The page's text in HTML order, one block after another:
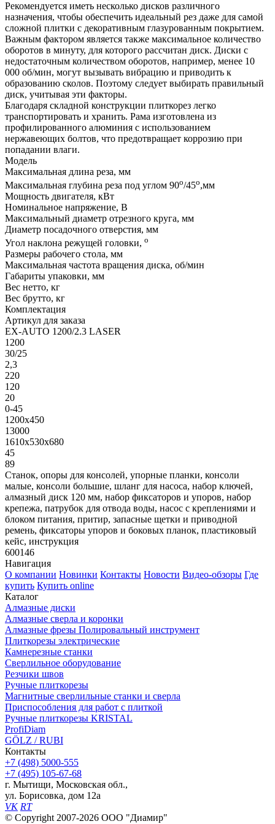
Рекомендуется иметь несколько дисков различного
назначения, чтобы обеспечить идеальный рез даже для самой
сложной плитки с декоративным глазурованным покрытием.
Важным фактором является также максимальное количество
оборотов в минуту, для которого рассчитан диск. Диски с
недостаточным количеством оборотов, например, менее 10
000 об/мин, могут вызывать вибрацию и приводить к
образованию сколов. Поэтому следует выбирать правильный
диск, учитывая эти факторы.
Благодаря складной конструкции плиткорез легко
транспортировать и хранить. Рама изготовлена из
профилированного алюминия с использованием
нержавеющих болтов, что предотвращает коррозию при
попадании влаги.
Модель
Максимальная длина реза, мм
Максимальная глубина реза под углом 90о/45о,мм
Мощность двигателя, кВт
Номинальное напряжение, В
Максимальный диаметр отрезного круга, мм
Диаметр посадочного отверстия, мм
Угол наклона режущей головки, о
Размеры рабочего стола, мм
Максимальная частота вращения диска, об/мин
Габариты упаковки, мм
Вес нетто, кг
Вес брутто, кг
Комплектация
Артикул для заказа
EX-AUTO 1200/2.3 LASER
1200
30/25
2,3
220
120
20
0-45
1200x450
13000
1610х530х680
45
89
Станок, опоры для консолей, упорные планки, консоли
малые, консоли большие, шланг для насоса, набор ключей,
алмазный диск 120 мм, набор фиксаторов и упоров, набор
крепежа, патрубок для отвода воды, насос с креплениями и
блоком питания, притир, запасные щетки и приводной
ремень, фиксаторы упоров и боковых планок, пластиковый
кейс, инструкция
600146
Навигация
О компании Новинки Контакты Новости Видео-обзоры Где
купить Купить online
Каталог
Алмазные диски
Алмазные сверла и коронки
Алмазные фрезы Полировальный инструмент
Плиткорезы электрические
Камнерезные станки
Сверлильное оборудование
Резчики швов
Ручные плиткорезы
Магнитные сверлильные станки и сверла
Приспособления для работ с плиткой
Ручные плиткорезы KRISTAL
ProfiDiam
GÖLZ / RUBI
Контакты
+7 (498) 5000-555
+7 (495) 105-67-68
г. Мытищи, Московская обл.,
ул. Борисовка, дом 12а
VK RT
© Copyright 2007-2026 ООО "Диамир"